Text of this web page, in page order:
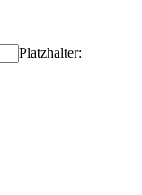
Platzhalter: